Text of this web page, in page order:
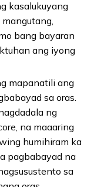
kasalukuyang
bang bayaran
ang iyong
mapanatili ang
sa oras.
ng
na maaaring
humihiram ka
pagbabayad na
sa